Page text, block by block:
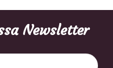
Newsletter